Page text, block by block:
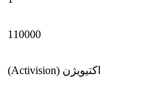
110000
اکتیویژن (Activision)